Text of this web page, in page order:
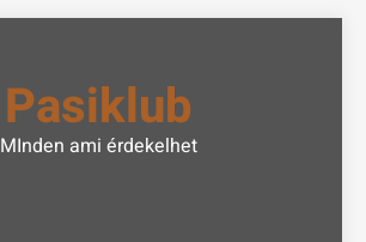
Pasiklub
MInden ami érdekelhet